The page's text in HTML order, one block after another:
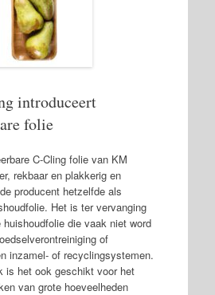
introduceert
folie
C-Cling folie van KM
rekbaar en plakkerig en
producent hetzelfde als
Het is ter vervanging
die vaak niet word
of
inzamel- of recyclingsystemen.
is het ook geschikt voor het
van grote hoeveelheden